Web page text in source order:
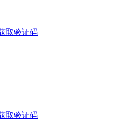
取验证码
取验证码